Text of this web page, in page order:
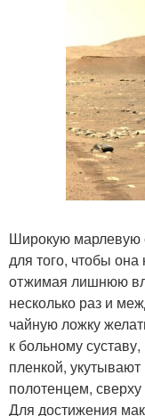
Широкую марлевую
для того, чтобы
отжимая лишнюю
несколько раз и
чайную ложку
к больному
пленкой,
полотенцем,
Для достижения